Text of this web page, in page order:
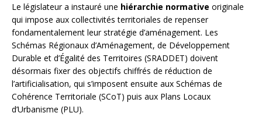
Le législateur a instauré une hiérarchie normative originale
qui impose aux collectivités territoriales de repenser
fondamentalement leur stratégie d’aménagement. Les
Schémas Régionaux d’Aménagement, de Développement
Durable et d’Égalité des Territoires (SRADDET) doivent
désormais fixer des objectifs chiffrés de réduction de
l’artificialisation, qui s’imposent ensuite aux Schémas de
Cohérence Territoriale (SCoT) puis aux Plans Locaux
d’Urbanisme (PLU).